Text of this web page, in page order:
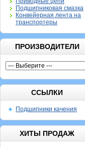
Подшипниковая смазка
Конвейерная лента на
транспортеры
ПРОИЗВОДИТЕЛИ
ССЫЛКИ
Подшипники качения
ХИТЫ ПРОДАЖ